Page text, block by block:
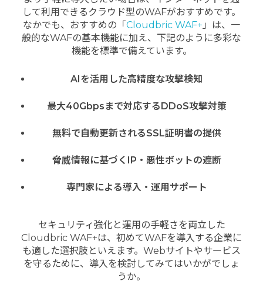
して利用できるクラウド型のWAFがおすすめです。
なかでも、おすすめの「Cloudbric WAF+ 」は、一
般的なWAFの基本機能に加え、下記のように多彩な
機能を標準で備えています。
AIを活用した高精度な攻撃検知
最大40Gbpsまで対応するDDoS攻撃対策
無料で自動更新されるSSL証明書の提供
脅威情報に基づくIP・悪性ボットの遮断
専門家による導入・運用サポート
セキュリティ強化と運用の手軽さを両立した
Cloudbric WAF+は、初めてWAFを導入する企業に
も適した選択肢といえます。Webサイトやサービス
を守るために、導入を検討してみてはいかがでしょ
うか。